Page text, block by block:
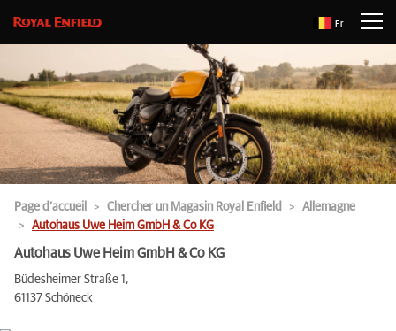
Fr
Page d’accueil Chercher un Magasin Royal Enfield
Allemagne
Autohaus Uwe Heim GmbH & Co KG
Autohaus Uwe Heim GmbH & Co KG
Büdesheimer Straße 1,
61137 Schöneck